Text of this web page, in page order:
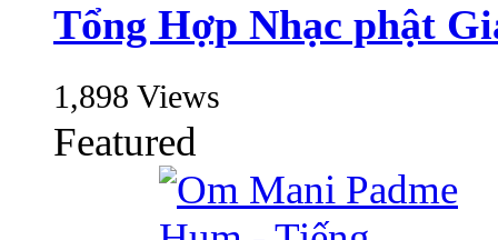
Tổng Hợp Nhạc phật
1,898 Views
Featured